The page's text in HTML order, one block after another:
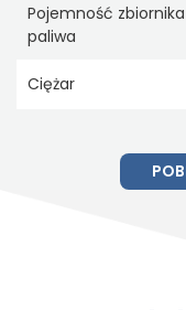
Pojemność zbiornika
paliwa
Ciężar